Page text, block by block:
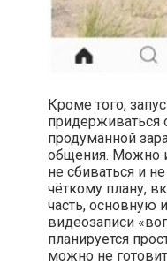
Кроме того,
придерживаться
продуманной
общения. Можно
не сбиваться и
чёткому плану,
часть, основную
видеозаписи
планируется
можно не